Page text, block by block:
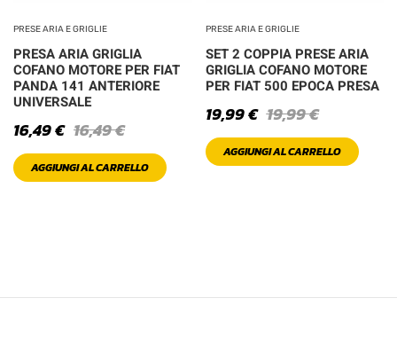
PRODOTTO
Categorie prodotto
PRODOTTO
PRESE ARIA E GRIGLIE
PRESA ARIA GRIGLIA
COFANO MOTORE PER FIAT
PANDA 141 ANTERIORE
UNIVERSALE
16,49€
16,49€
AGGIUNGI AL CARRELLO
PRESE ARIA E GRIGLIE
SET 2 COPPIA PRESE ARIA
GRIGLIA COFANO MOTORE
PER FIAT 500 EPOCA PRESA
19,99€
19,99€
AGGIUNGI AL CARRELLO